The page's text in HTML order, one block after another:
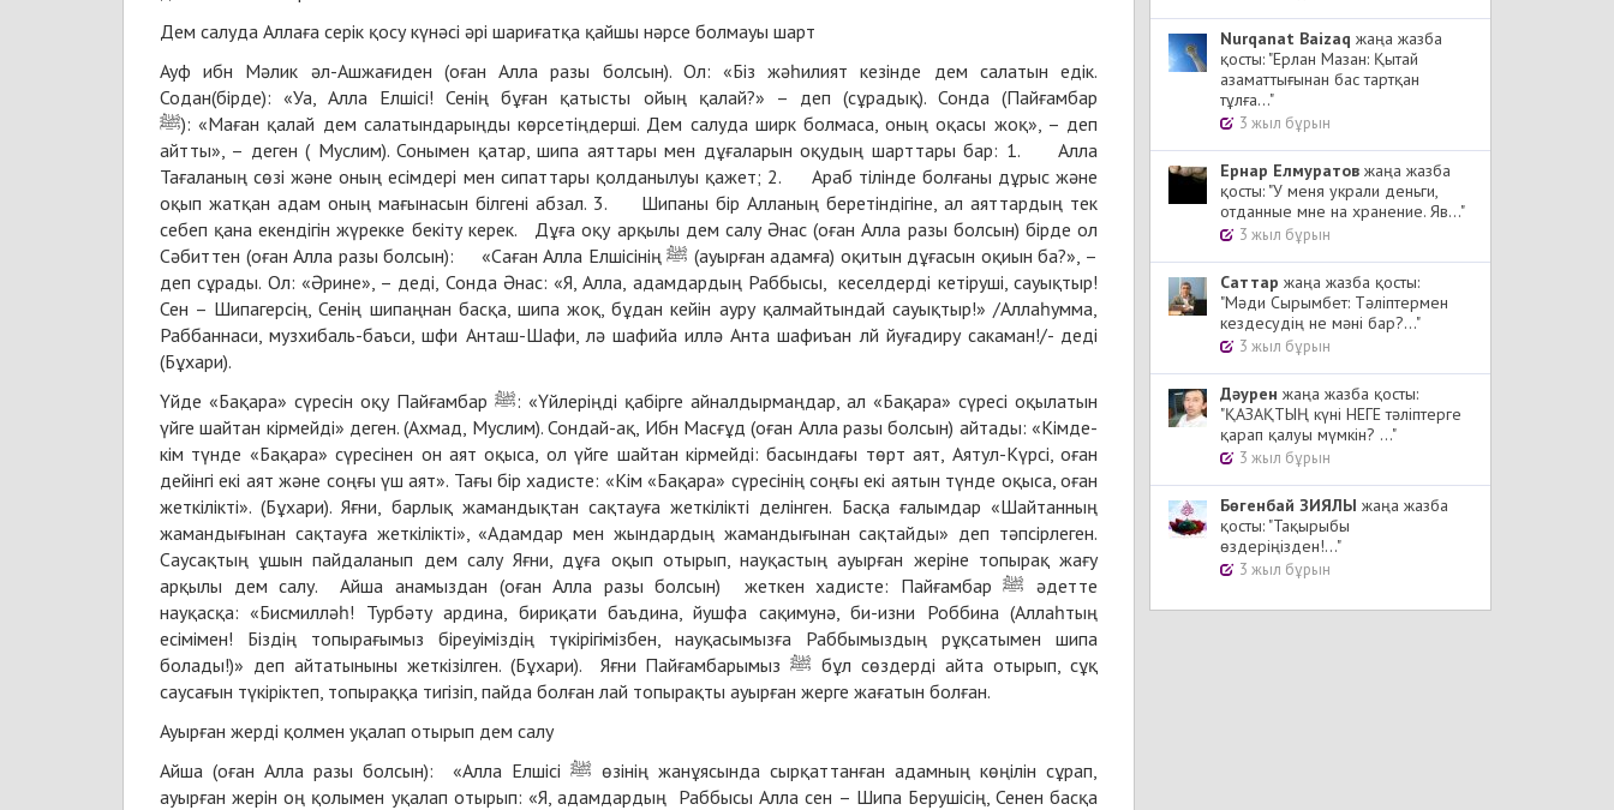
Дем салуда Аллаға серік қосу күнәсі әрі шариғатқа қайшы нәрсе болмауы шарт
Ауф ибн Мәлик әл-Ашжағиден (оған Алла разы болсын). Ол: «Біз жәһилият кезінде дем салатын едік.
Содан(бірде): «Уа, Алла Елшісі! Сенің бұған қатысты ойың қалай?» – деп (сұрадық). Сонда (Пайғамбар
ﷺ): «Маған қалай дем салатындарыңды көрсетіңдерші. Дем салуда ширк болмаса, оның оқасы жоқ», – деп
айтты», – деген ( Муслим). Сонымен қатар, шипа аяттары мен дұғаларын оқудың шарттары бар: 1. Алла
Тағаланың сөзі және оның есімдері мен сипаттары қолданылуы қажет; 2. Араб тілінде болғаны дұрыс және
оқып жатқан адам оның мағынасын білгені абзал. 3. Шипаны бір Алланың беретіндігіне, ал аяттардың тек
себеп қана екендігін жүрекке бекіту керек. Дұға оқу арқылы дем салу Әнас (оған Алла разы болсын) бірде ол
Сәбиттен (оған Алла разы болсын): «Саған Алла Елшісінің ﷺ (ауырған адамға) оқитын дұғасын оқиын ба?», –
деп сұрады. Ол: «Әрине», – деді, Сонда Әнас: «Я, Алла, адамдардың Раббысы, кеселдерді кетіруші, сауықтыр!
Сен – Шипагерсің, Сенің шипаңнан басқа, шипа жоқ, бұдан кейін ауру қалмайтындай сауықтыр!» /Аллаһумма,
Раббаннаси, музхибаль-баъси, шфи Анташ-Шафи, лә шафийа иллә Анта шафиъан лй йуғадиру сакаман!/- деді
(Бұхари).
Үйде «Бақара» сүресін оқу Пайғамбар ﷺ: «Үйлеріңді қабірге айналдырмаңдар, ал «Бақара» сүресі оқылатын
үйге шайтан кірмейді» деген. (Ахмад, Муслим). Сондай-ақ, Ибн Масғұд (оған Алла разы болсын) айтады: «Кімде-
кім түнде «Бақара» сүресінен он аят оқыса, ол үйге шайтан кірмейді: басындағы төрт аят, Аятул-Күрсі, оған
дейінгі екі аят және соңғы үш аят». Тағы бір хадисте: «Кім «Бақара» сүресінің соңғы екі аятын түнде оқыса, оған
жеткілікті». (Бұхари). Яғни, барлық жамандықтан сақтауға жеткілікті делінген. Басқа ғалымдар «Шайтанның
жамандығынан сақтауға жеткілікті», «Адамдар мен жындардың жамандығынан сақтайды» деп тәпсірлеген.
Саусақтың ұшын пайдаланып дем салу Яғни, дұға оқып отырып, науқастың ауырған жеріне топырақ жағу
арқылы дем салу. Айша анамыздан (оған Алла разы болсын) жеткен хадисте: Пайғамбар ﷺ әдетте
науқасқа: «Бисмилләһ! Турбәту ардина, бириқати баъдина, йушфа сақимунә, би-изни Роббина (Аллаһтың
есімімен! Біздің топырағымыз біреуіміздің түкірігімізбен, науқасымызға Раббымыздың рұқсатымен шипа
болады!)» деп айтатыныны жеткізілген. (Бұхари). Яғни Пайғамбарымыз ﷺ бұл сөздерді айта отырып, сұқ
саусағын түкіріктеп, топыраққа тигізіп, пайда болған лай топырақты ауырған жерге жағатын болған.
Ауырған жерді қолмен уқалап отырып дем салу
Айша (оған Алла разы болсын): «Алла Елшісі ﷺ өзінің жанұясында сырқаттанған адамның көңілін сұрап,
ауырған жерін оң қолымен уқалап отырып: «Я, адамдардың Раббысы Алла сен – Шипа Берушісің, Сенен басқа
Nurqanat Baizaq жаңа жазба
қосты: "Ерлан Мазан: Қытай
азаматтығынан бас тартқан
тұлға..."
3 жыл бұрын
Ернар Елмуратов жаңа жазба
қосты: "У меня украли деньги,
отданные мне на хранение. Яв..."
3 жыл бұрын
Cаттар жаңа жазба қосты:
"Мәди Сырымбет: Тәліптермен
кездесудің не мәні бар?..."
3 жыл бұрын
Дәурен жаңа жазба қосты:
"ҚАЗАҚТЫҢ күні НЕГЕ тәліптерге
қарап қалуы мүмкін? ..."
3 жыл бұрын
Бөгенбай ЗИЯЛЫ жаңа жазба
қосты: "Тақырыбы
өздеріңізден!..."
3 жыл бұрын